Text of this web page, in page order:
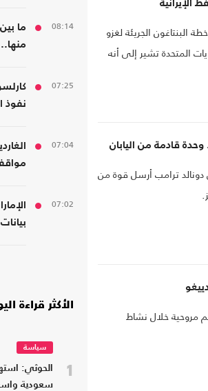
الإيرانية
البنتاغون الجريئة لغزو
المتحدة تشير إلى أنه
قادمة من اليابان
دونالد ترامب أرسل قوة من
مروحية خلال نشاط
08:14
ما
منها..
07:25
نفوذ
07:04
07:02
الأكثر قراءة
1
سياسة
الحوثي:
سعودية